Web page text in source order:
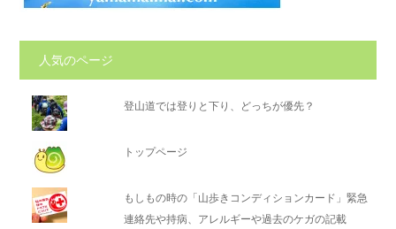
人気のページ
登山道では登りと下り、どっちが優先？
トップページ
もしもの時の「山歩きコンディションカード」緊急
連絡先や持病、アレルギーや過去のケガの記載